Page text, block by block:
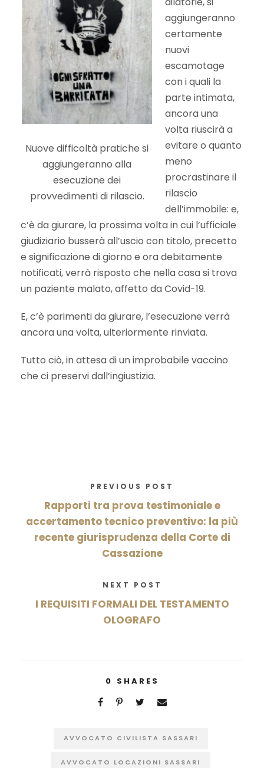
Nuove difficoltà pratiche si
aggiungeranno alla
esecuzione dei
provvedimenti di rilascio.
aggiungeranno
certamente
nuovi
escamotage
con i quali la
parte intimata,
ancora una
volta riuscirà a
evitare o quanto
meno
procrastinare il
rilascio
dell’immobile: e,
c’è da giurare, la prossima volta in cui l’ufficiale
giudiziario busserà all’uscio con titolo, precetto
e significazione di giorno e ora debitamente
notificati, verrà risposto che nella casa si trova
un paziente malato, affetto da Covid-19.
E, c’è parimenti da giurare, l’esecuzione verrà
ancora una volta, ulteriormente rinviata.
Tutto ciò, in attesa di un improbabile vaccino
che ci preservi dall’ingiustizia.
PREVIOUS POST
Rapporti tra prova testimoniale e
accertamento tecnico preventivo: la più
recente giurisprudenza della Corte di
Cassazione
NEXT POST
I REQUISITI FORMALI DEL TESTAMENTO
OLOGRAFO
0 SHARES
AVVOCATO CIVILISTA SASSARI
AVVOCATO LOCAZIONI SASSARI